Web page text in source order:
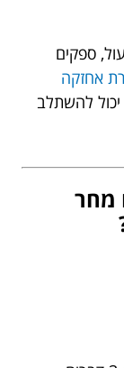
ספקים
אחזקה
יכול להשתלב
מחר